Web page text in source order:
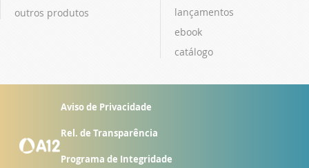
outros produtos
lançamentos
ebook
catálogo
Aviso de Privacidade
Rel. de Transparência
Programa de Integridade